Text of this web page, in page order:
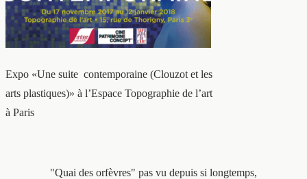
Expo «Une suite contemporaine (Clouzot et les
arts plastiques)» à l’Espace Topographie de l’art
à Paris
"Quai des orfèvres" pas vu depuis si longtemps,